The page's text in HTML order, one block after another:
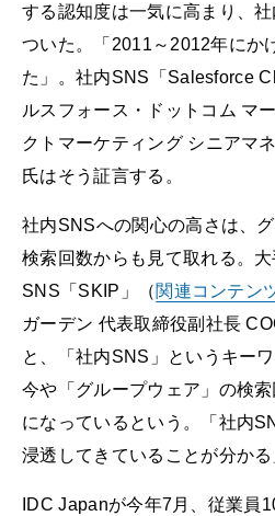
する認知度は一気に高まり、
ついた。「2011～2012年にか
た」。社内SNS「Salesforce
ルスフォース・ドットコム マ
クトマーケティング シニアマ
氏はそう証言する。
社内SNSへの関心の高さは、
検索回数からも見て取れる。
SNS「SKIP」（関連コンテン
ガーデン 代表取締役副社長
と、「社内SNS」というキー
今や「グループウェア」の検
になっているという。「社内
浸透してきていることが分かる
IDC Japanが今年7月、従業員